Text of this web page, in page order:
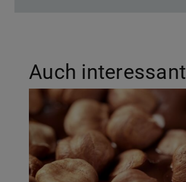
Auch interessant